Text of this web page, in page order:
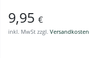
9,95 €
inkl. MwSt zzgl. Versandkosten